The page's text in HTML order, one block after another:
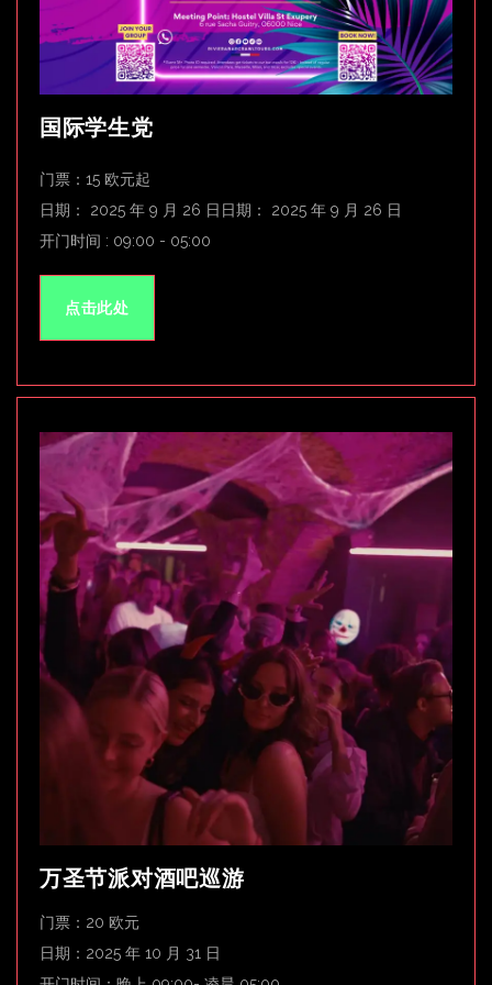
国际学生党
门票：15 欧元起
日期： 2025 年 9 月 26 日日期： 2025 年 9 月 26 日
开门时间 : 09:00 - 05:00
点击此处
万圣节派对酒吧巡游
门票：20 欧元
日期：2025 年 10 月 31 日